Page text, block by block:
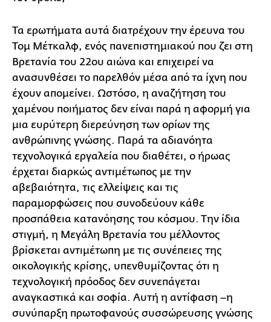
Τα ερωτήματα αυτά διατρέχουν την έρευνα του
Τομ Μέτκαλφ, ενός πανεπιστημιακού που ζει στη
Βρετανία του 22ου αιώνα και επιχειρεί να
ανασυνθέσει το παρελθόν μέσα από τα ίχνη που
έχουν απομείνει. Ωστόσο, η αναζήτηση του
χαμένου ποιήματος δεν είναι παρά η αφορμή για
μια ευρύτερη διερεύνηση των ορίων της
ανθρώπινης γνώσης. Παρά τα αδιανόητα
τεχνολογικά εργαλεία που διαθέτει, ο ήρωας
έρχεται διαρκώς αντιμέτωπος με την
αβεβαιότητα, τις ελλείψεις και τις
παραμορφώσεις που συνοδεύουν κάθε
προσπάθεια κατανόησης του κόσμου. Την ίδια
στιγμή, η Μεγάλη Βρετανία του μέλλοντος
βρίσκεται αντιμέτωπη με τις συνέπειες της
οικολογικής κρίσης, υπενθυμίζοντας ότι η
τεχνολογική πρόοδος δεν συνεπάγεται
αναγκαστικά και σοφία. Αυτή η αντίφαση –η
συνύπαρξη πρωτοφανούς συσσώρευσης γνώσης